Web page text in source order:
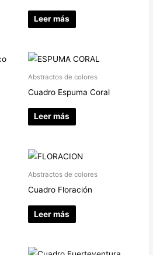
Leer más
Abstractos de colores
Cuadro Espuma Coral
Leer más
Abstractos de colores
Cuadro Floración
Leer más